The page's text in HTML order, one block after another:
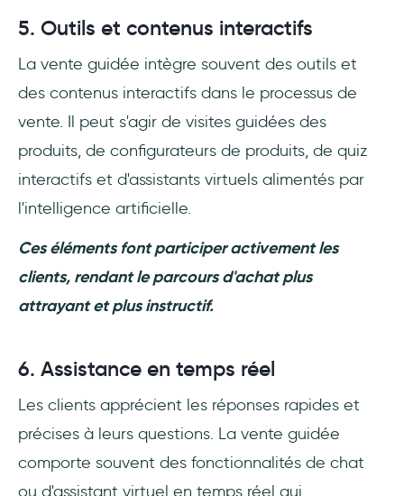
5. Outils et contenus interactifs
La vente guidée intègre souvent des outils et
des contenus interactifs dans le processus de
vente. Il peut s'agir de visites guidées des
produits, de configurateurs de produits, de quiz
interactifs et d'assistants virtuels alimentés par
l'intelligence artificielle.
Ces éléments font participer activement les
clients, rendant le parcours d'achat plus
attrayant et plus instructif.
6. Assistance en temps réel
Les clients apprécient les réponses rapides et
précises à leurs questions. La vente guidée
comporte souvent des fonctionnalités de chat
ou d'assistant virtuel en temps réel qui